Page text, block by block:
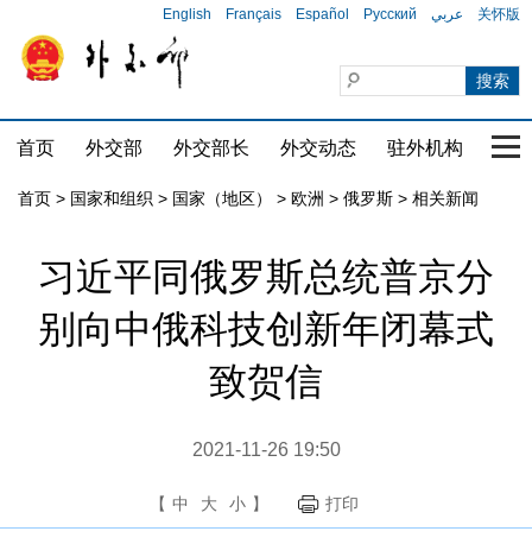
English Français Español Русский عربي 关怀版
首页 外交部 外交部长 外交动态 驻外机构 国
首页 > 国家和组织 > 国家（地区） > 欧洲 > 俄罗斯 > 相关新闻
习近平同俄罗斯总统普京分
别向中俄科技创新年闭幕式
致贺信
2021-11-26 19:50
【 中 大 小 】 打印